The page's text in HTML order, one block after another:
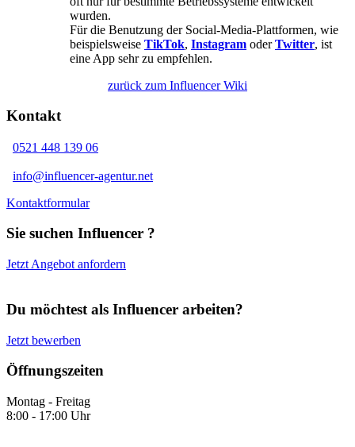
wurden.
Für die Benutzung der Social-Media-Plattformen, wie
beispielsweise TikTok, Instagram oderTwitter, ist
eine App sehr zu empfehlen.
zurück zum Influencer Wiki
Kontakt
0521 448 139 06
info@influencer-agentur.net
Kontaktformular
Sie suchen Influencer ?
Jetzt Angebot anfordern
Du möchtest als Influencer arbeiten?
Jetzt bewerben
Öffnungszeiten
Montag - Freitag
8:00 - 17:00 Uhr